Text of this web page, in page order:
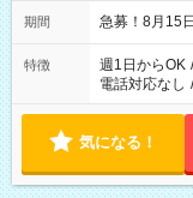
期間 急募！8月15
特徴 週1日からOK /
電話対応なし /
気になる！